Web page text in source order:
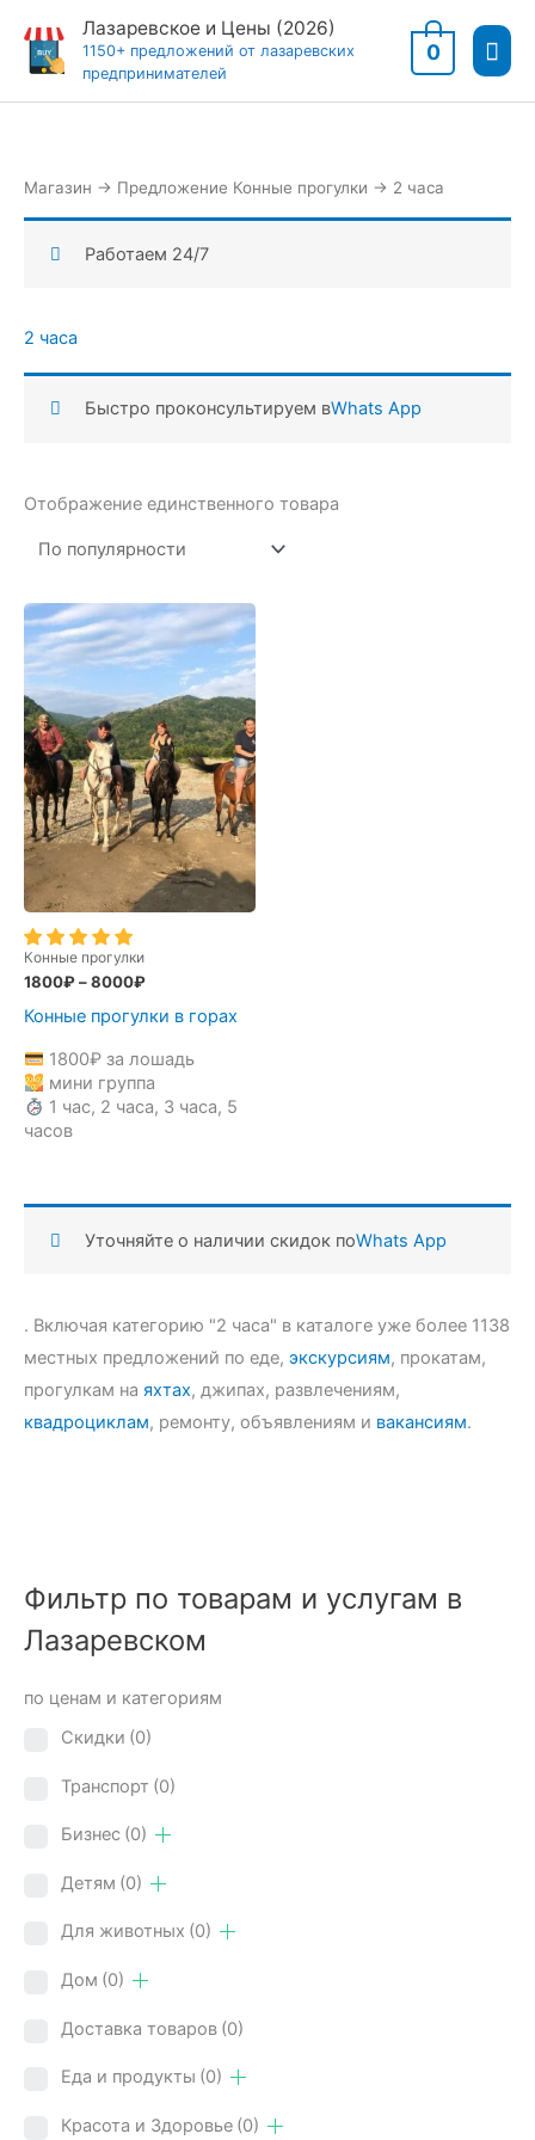
содержимому
Лазаревское и Цены (2026)
1150+ предложений от лазаревских
предпринимателей
0
Фильтр по товарам и услугам в
Лазаревском
по ценам и категориям
Скидки (0)
Транспорт (0)
Бизнес (0)
Детям (0)
Для животных (0)
Дом (0)
Доставка товаров (0)
Еда и продукты (0)
Красота и Здоровье (0)
Магазин → Предложение Конные прогулки → 2 часа
Работаем 24/7
2 часа
Быстро проконсультируем вWhats App
Отображение единственного товара
Конные прогулки
1800₽–8000₽
Конные прогулки в горах
1800₽за лошадь
мини группа
1 час, 2 часа, 3 часа, 5
часов
Уточняйте о наличии скидок поWhats App
. Включая категорию "2 часа" в каталоге уже более 1138
местных предложений по еде, экскурсиям, прокатам,
прогулкам на яхтах, джипах, развлечениям,
квадроциклам, ремонту, объявлениям и вакансиям.